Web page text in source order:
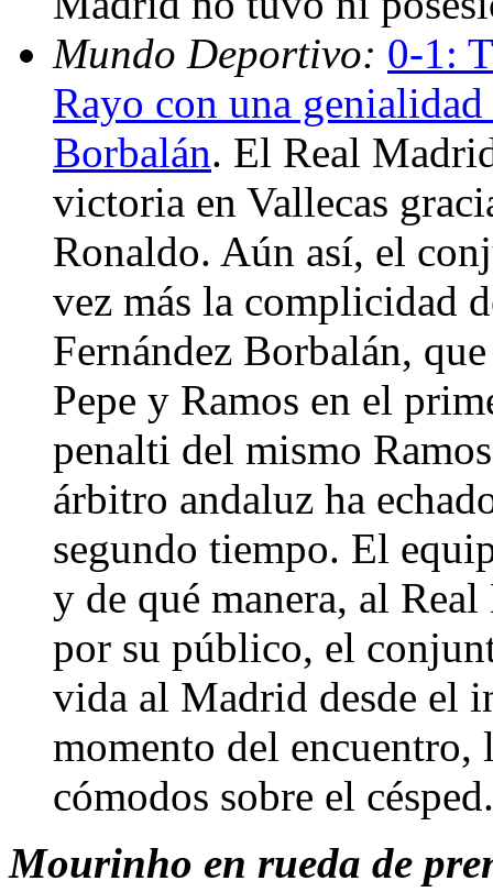
Mundo Deportivo: 0-1:
Rayo con una
Borbalán. El Real
victoria en Vallecas
Ronaldo. Aún así, el
vez más la complicidad
Fernández Borbalán,
Pepe y Ramos en el
penalti del mismo
árbitro andaluz ha
segundo tiempo. El
y de qué manera, al
por su público, el
vida al Madrid desde el
momento del encuentro,
cómodos sobre el
Mourinho en rueda de